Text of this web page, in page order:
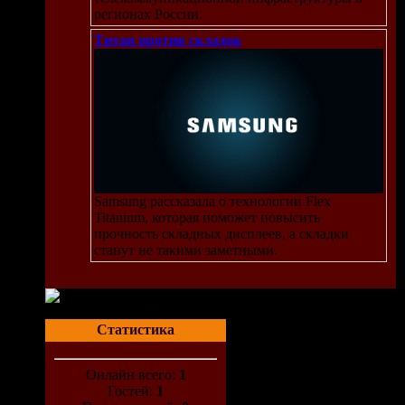
регионах России.
Титан против складок
Samsung рассказала о технологии Flex
Titanium, которая поможет повысить
прочность складных дисплеев, а складки
станут не такими заметными.
Статистика
Онлайн всего: 1
Гостей: 1